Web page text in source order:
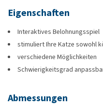
Eigenschaften
Interaktives Belohnungsspiel
stimuliert Ihre Katze sowohl
verschiedene Möglichkeiten
Schwierigkeitsgrad
Abmessungen